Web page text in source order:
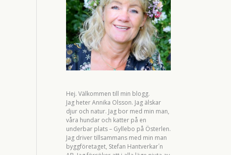
Hej. Välkommen till min blogg.
Jag heter Annika Olsson. Jag älskar
djur och natur. Jag bor med min man,
våra hundar och katter på en
underbar plats – Gyllebo på Österlen.
Jag driver tillsammans med min man
byggföretaget, Stefan Hantverkar´n